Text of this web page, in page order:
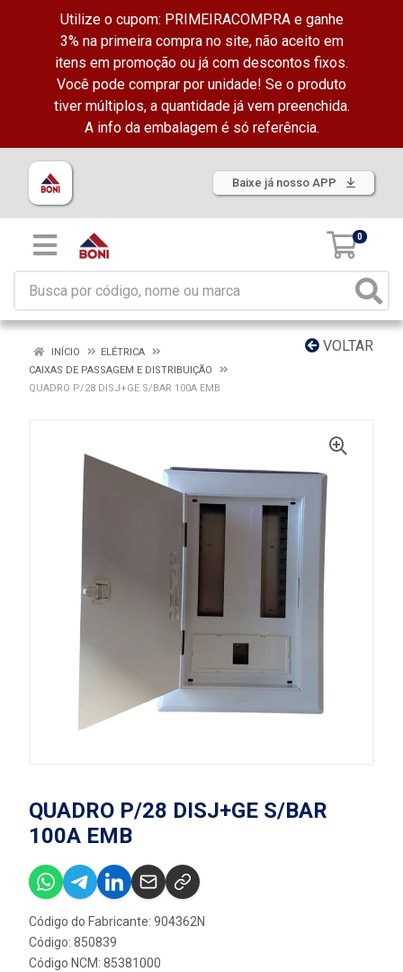
Utilize o cupom: PRIMEIRACOMPRA e ganhe
3% na primeira compra no site, não aceito em
itens em promoção ou já com descontos fixos.
Você pode comprar por unidade! Se o produto
tiver múltiplos, a quantidade já vem preenchida.
A info da embalagem é só referência.
Baixe já nosso APP
0
VOLTAR
INÍCIO
ELÉTRICA
CAIXAS DE PASSAGEM E DISTRIBUIÇÃO
QUADRO P/28 DISJ+GE S/BAR 100A EMB
QUADRO P/28 DISJ+GE S/BAR
100A EMB
Código do Fabricante: 904362N
Código: 850839
Código NCM: 85381000